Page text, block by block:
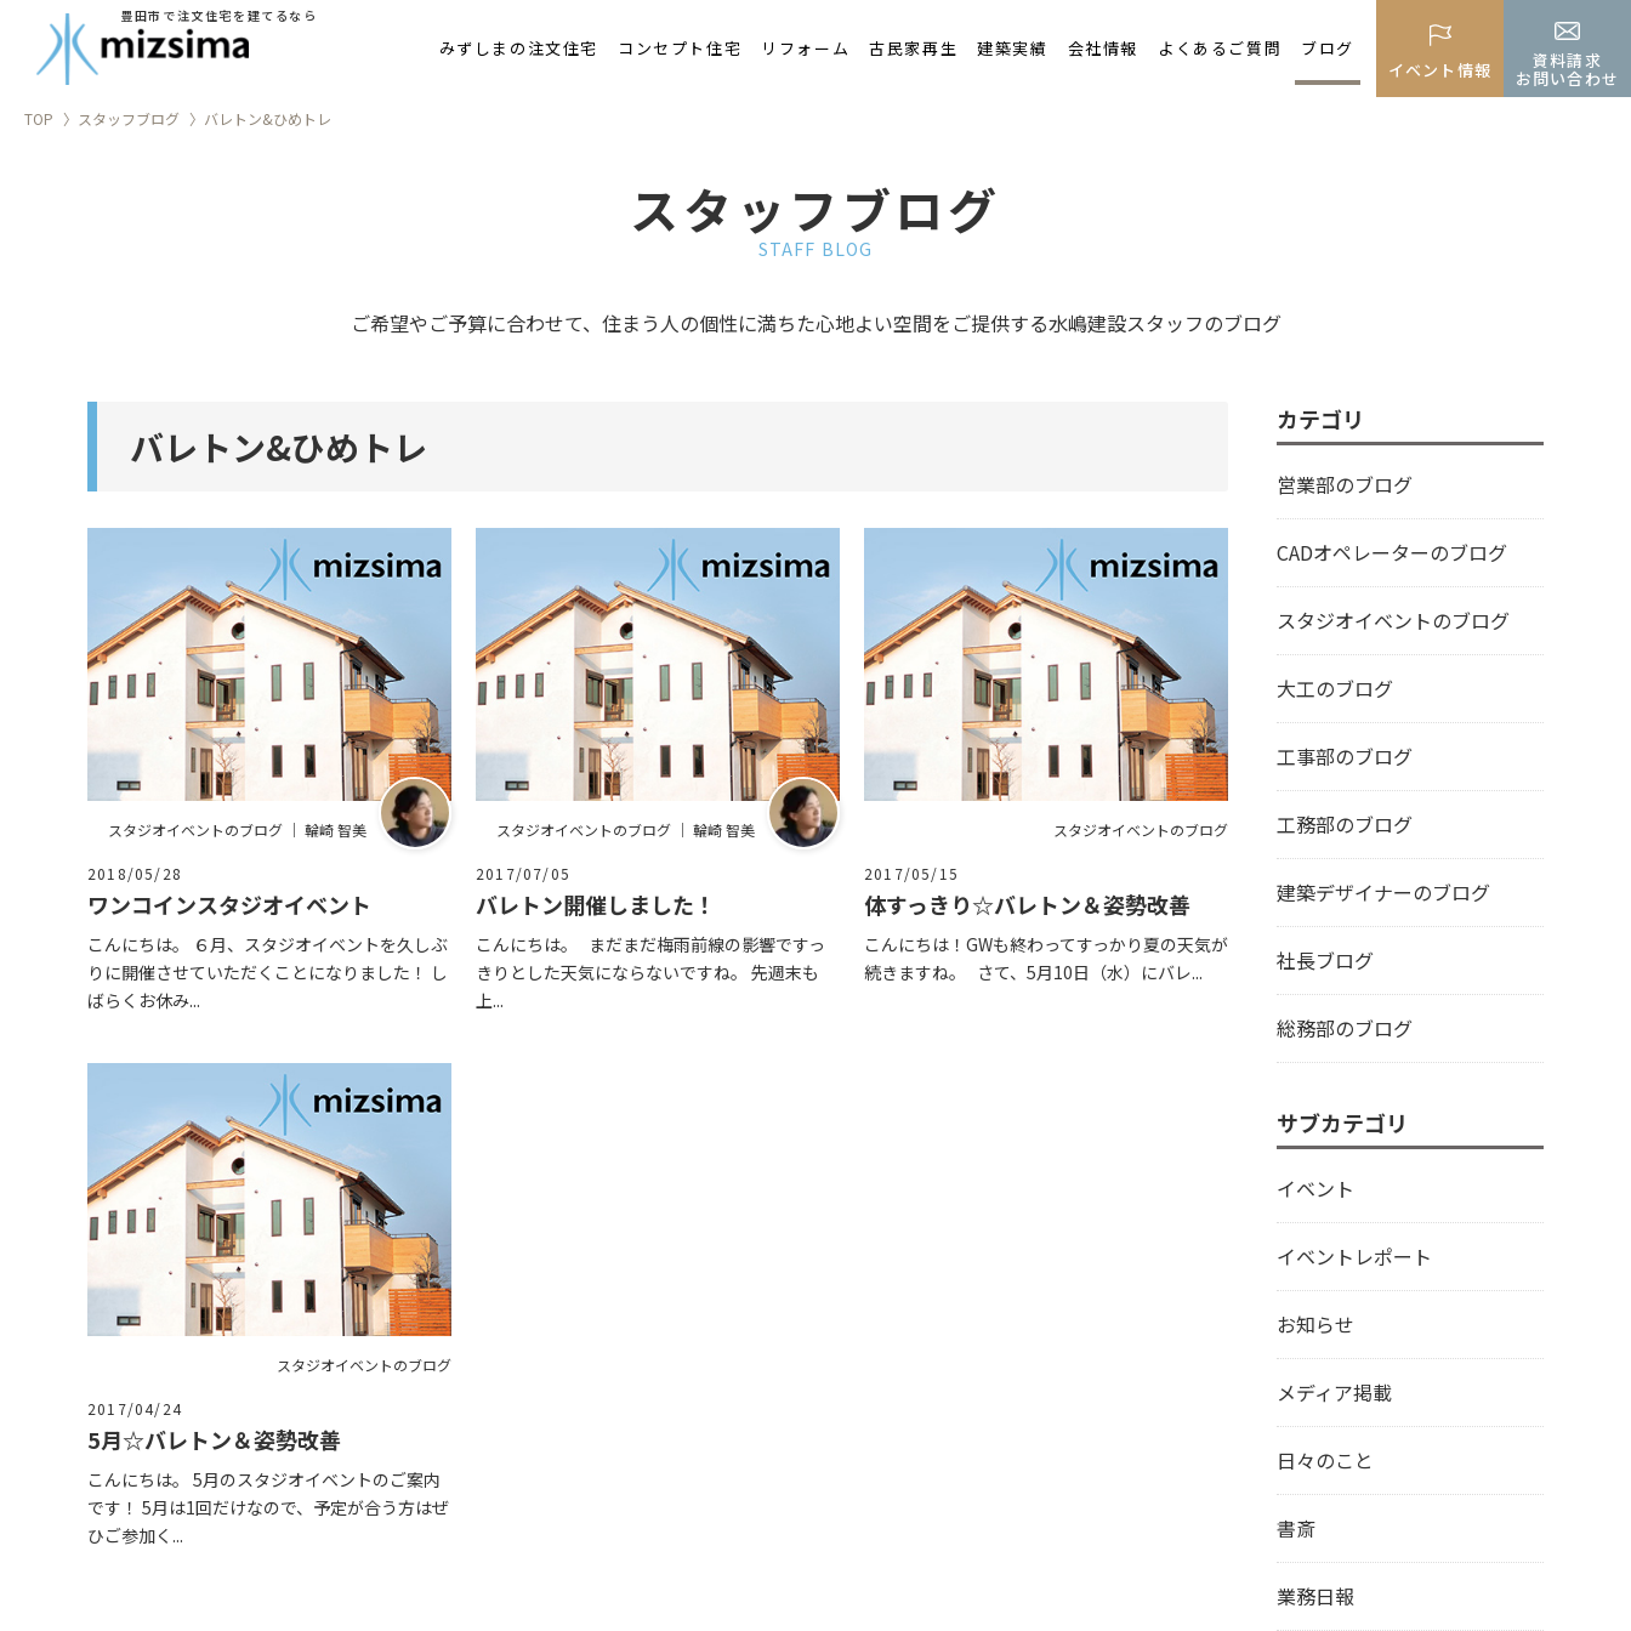
豊田市で注文住宅を建てるなら
みずしまの注文住宅
家づくりの流れコンセプト住宅 リフォーム 古民家再生 建築実績 会社情報 よくあるご質問
ブログ
イベント情報
資料請求
お問い合わせ
TOP スタッフブログ バレトン&ひめトレ
スタッフブログ
STAFF BLOG
ご希望やご予算に合わせて、住まう人の個性に満ちた心地よい空間をご提供する水嶋建設スタッフのブログ
バレトン&ひめトレ
スタジオイベントのブログ ｜ 輪崎 智美
2018/05/28
ワンコインスタジオイベント
こんにちは。 ６月、スタジオイベントを久しぶ
りに開催させていただくことになりました！ し
ばらくお休み...
スタジオイベントのブログ ｜ 輪崎 智美
2017/07/05
バレトン開催しました！
こんにちは。 まだまだ梅雨前線の影響ですっ
きりとした天気にならないですね。 先週末も
上...
スタジオイベントのブログ
2017/05/15
体すっきり☆バレトン＆姿勢改善
こんにちは！GWも終わってすっかり夏の天気が
続きますね。 さて、5月10日（水）にバレ...
スタジオイベントのブログ
2017/04/24
5月☆バレトン＆姿勢改善
こんにちは。 5月のスタジオイベントのご案内
です！ 5月は1回だけなので、予定が合う方はぜ
ひご参加く...
カテゴリ
営業部のブログ
CADオペレーターのブログ
スタジオイベントのブログ
大工のブログ
工事部のブログ
工務部のブログ
建築デザイナーのブログ
社長ブログ
総務部のブログ
サブカテゴリ
イベント
イベントレポート
お知らせ
メディア掲載
日々のこと
書斎
業務日報